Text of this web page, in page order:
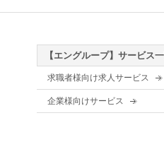
【エングループ】サービス
求職者様向け求人サービス
企業様向けサービス